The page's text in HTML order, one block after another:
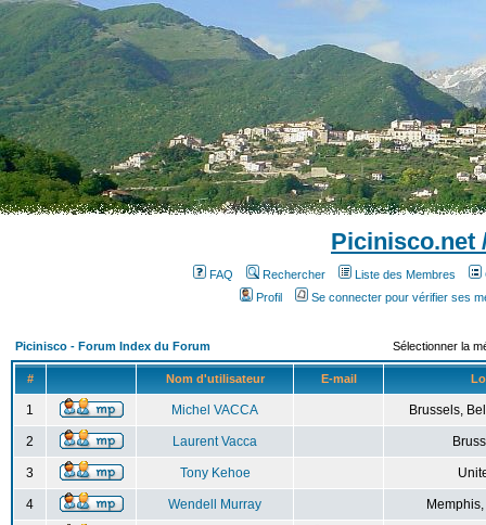
Picinisco.net
FAQ Rechercher Liste des Membres
Profil
Se connecter pour vérifier ses
Picinisco - Forum Index du Forum Sélectionner la
# Nom d'utilisateur E-mail
1 Michel VACCA Brussels,
2 Laurent Vacca
3 Tony Kehoe
4 Wendell Murray